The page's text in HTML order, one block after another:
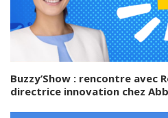
Buzzy’Show : rencontre avec
directrice innovation chez